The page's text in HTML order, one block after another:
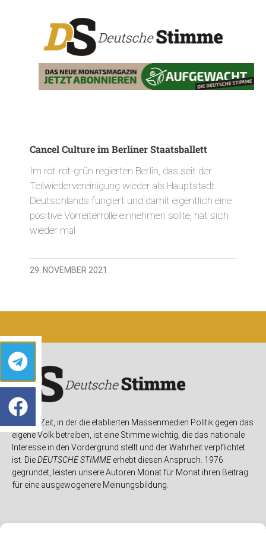
Cancel Culture im Berliner Staatsballett
Im rot-rot-grün regierten Berlin, das seit der
Teilwiedervereinigung wieder als Hauptstadt
Deutschlands fungiert und damit eigentlich eine
positive Vorreiterrolle einnehmen sollte, hat sich
wieder mal
29. NOVEMBER 2021
In einer Zeit, in der die etablierten Massenmedien Politik gegen das
eigene Volk betreiben, ist eine Stimme wichtig, die das nationale
Interesse in den Vordergrund stellt und der Wahrheit verpflichtet
ist. DieDEUTSCHE STIMMEerhebt diesen Anspruch. 1976
gegründet, leisten unsere Autoren Monat für Monat ihren Beitrag
für eine ausgewogenere Meinungsbildung.